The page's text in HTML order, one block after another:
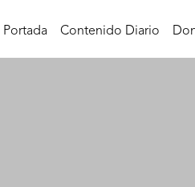
Portada Contenido Diario